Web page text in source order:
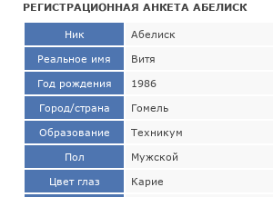
РЕГИСТРАЦИОННАЯ АНКЕТА АБЕЛИСК
Ник Абелиск
Реальное имя Витя
Год рождения 1986
Город/страна Гомель
Образование Техникум
Пол Мужской
Цвет глаз Карие